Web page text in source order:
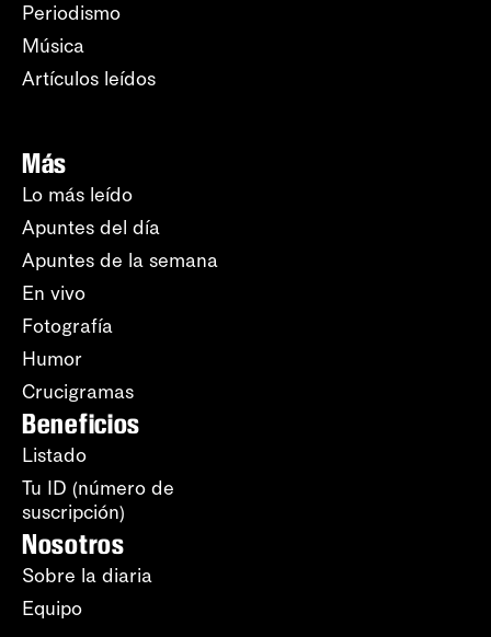
Periodismo
Música
Artículos leídos
Más
Lo más leído
Apuntes del día
Apuntes de la semana
En vivo
Fotografía
Humor
Crucigramas
Beneficios
Listado
Tu ID (número de
suscripción)
Nosotros
Sobre la diaria
Equipo